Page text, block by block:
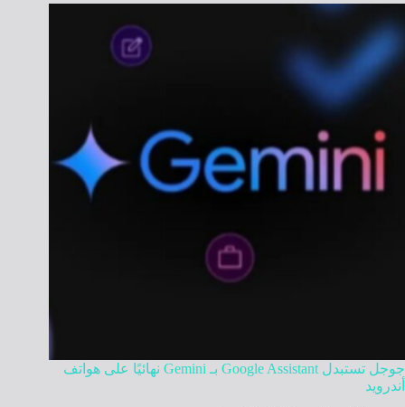
جوجل تستبدل Google Assistant بـ Gemini نهائيًا على هواتف
أندرويد